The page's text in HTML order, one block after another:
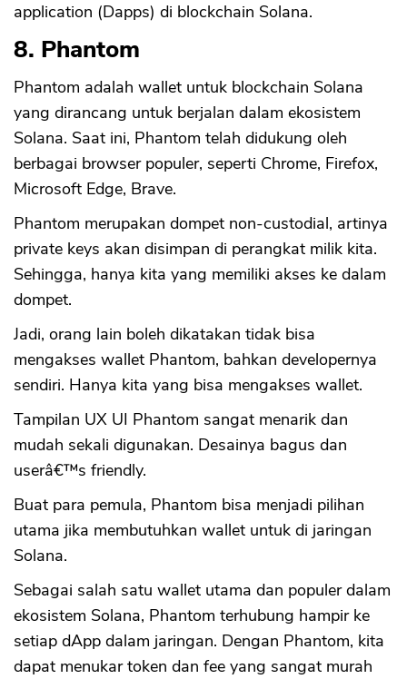
application (Dapps) di blockchain Solana.
8. Phantom
Phantom adalah wallet untuk blockchain Solana
yang dirancang untuk berjalan dalam ekosistem
Solana. Saat ini, Phantom telah didukung oleh
berbagai browser populer, seperti Chrome, Firefox,
Microsoft Edge, Brave.
Phantom merupakan dompet non-custodial, artinya
private keys akan disimpan di perangkat milik kita.
Sehingga, hanya kita yang memiliki akses ke dalam
dompet.
Jadi, orang lain boleh dikatakan tidak bisa
mengakses wallet Phantom, bahkan developernya
sendiri. Hanya kita yang bisa mengakses wallet.
Tampilan UX UI Phantom sangat menarik dan
mudah sekali digunakan. Desainya bagus dan
userâ€™s friendly.
Buat para pemula, Phantom bisa menjadi pilihan
utama jika membutuhkan wallet untuk di jaringan
Solana.
Sebagai salah satu wallet utama dan populer dalam
ekosistem Solana, Phantom terhubung hampir ke
setiap dApp dalam jaringan. Dengan Phantom, kita
dapat menukar token dan fee yang sangat murah